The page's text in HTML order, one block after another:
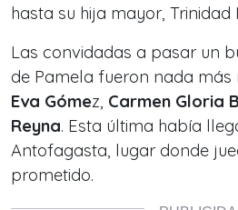
hasta su hija mayor, Trinidad
Las convidadas a pasar un
de Pamela fueron nada más
Eva Gómez, Carmen Gloria
Reyna. Esta última había
Antofagasta, lugar donde
prometido.